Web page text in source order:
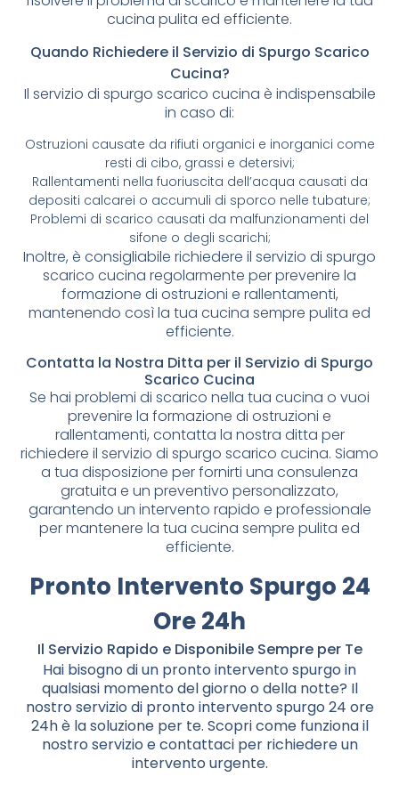
cucina pulita ed efficiente.
Quando Richiedere il Servizio di Spurgo Scarico
Cucina?
Il servizio di spurgo scarico cucina è indispensabile
in caso di:
Ostruzioni causate da rifiuti organici e inorganici come
resti di cibo, grassi e detersivi;
Rallentamenti nella fuoriuscita dell’acqua causati da
depositi calcarei o accumuli di sporco nelle tubature;
Problemi di scarico causati da malfunzionamenti del
sifone o degli scarichi;
Inoltre, è consigliabile richiedere il servizio di spurgo
scarico cucina regolarmente per prevenire la
formazione di ostruzioni e rallentamenti,
mantenendo così la tua cucina sempre pulita ed
efficiente.
Contatta la Nostra Ditta per il Servizio di Spurgo
Scarico Cucina
Se hai problemi di scarico nella tua cucina o vuoi
prevenire la formazione di ostruzioni e
rallentamenti, contatta la nostra ditta per
richiedere il servizio di spurgo scarico cucina. Siamo
a tua disposizione per fornirti una consulenza
gratuita e un preventivo personalizzato,
garantendo un intervento rapido e professionale
per mantenere la tua cucina sempre pulita ed
efficiente.
Pronto Intervento Spurgo 24
Ore 24h
Il Servizio Rapido e Disponibile Sempre per Te
Hai bisogno di un pronto intervento spurgo in
qualsiasi momento del giorno o della notte? Il
nostro servizio di pronto intervento spurgo 24 ore
24h è la soluzione per te. Scopri come funziona il
nostro servizio e contattaci per richiedere un
intervento urgente.